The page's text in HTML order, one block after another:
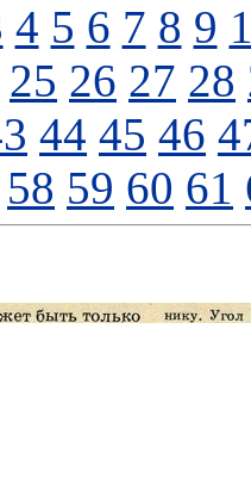
4 5 6 7 8 9
25 26 27 28
44 45 46
58 59 60 61